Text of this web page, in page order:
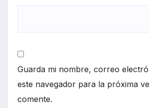
Guarda mi nombre, correo
este navegador para la próxima
comente.